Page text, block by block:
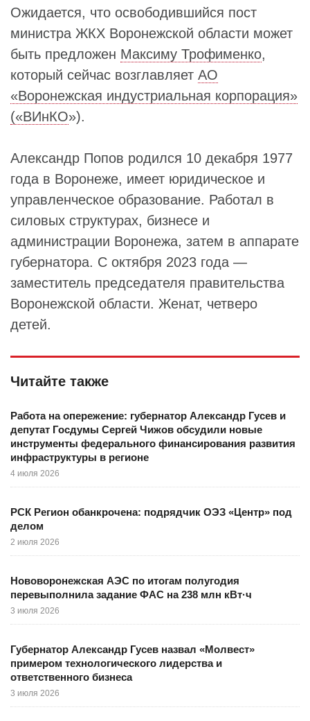
Ожидается, что освободившийся пост
министра ЖКХ Воронежской области может
быть предложен Максиму Трофименко,
который сейчас возглавляет АО
«Воронежская индустриальная корпорация»
(«ВИнКО»).
Александр Попов родился 10 декабря 1977
года в Воронеже, имеет юридическое и
управленческое образование. Работал в
силовых структурах, бизнесе и
администрации Воронежа, затем в аппарате
губернатора. С октября 2023 года —
заместитель председателя правительства
Воронежской области. Женат, четверо
детей.
Читайте также
Работа на опережение: губернатор Александр Гусев и
депутат Госдумы Сергей Чижов обсудили новые
инструменты федерального финансирования развития
инфраструктуры в регионе
4 июля 2026
РСК Регион обанкрочена: подрядчик ОЭЗ «Центр» под
делом
2 июля 2026
Нововоронежская АЭС по итогам полугодия
перевыполнила задание ФАС на 238 млн кВт·ч
3 июля 2026
Губернатор Александр Гусев назвал «Молвест»
примером технологического лидерства и
ответственного бизнеса
3 июля 2026